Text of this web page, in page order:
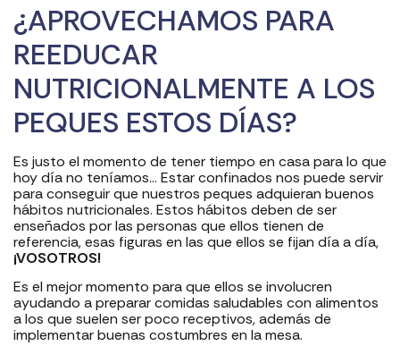
¿APROVECHAMOS PARA
REEDUCAR
NUTRICIONALMENTE A LOS
PEQUES ESTOS DÍAS?
Es justo el momento de tener tiempo en casa para lo que
hoy día no teníamos… Estar confinados nos puede servir
para conseguir que nuestros peques adquieran buenos
hábitos nutricionales. Estos hábitos deben de ser
enseñados por las personas que ellos tienen de
referencia, esas figuras en las que ellos se fijan día a día,
¡VOSOTROS!
Es el mejor momento para que ellos se involucren
ayudando a preparar comidas saludables con alimentos
a los que suelen ser poco receptivos, además de
implementar buenas costumbres en la mesa.